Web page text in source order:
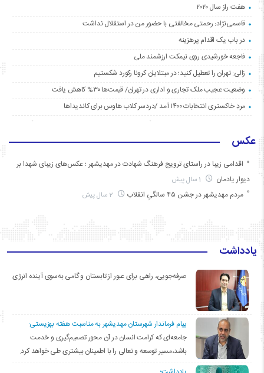
هفت راز سال ۲۰۲۰
قاسمی‌نژاد: رحمتی مخالفتی با حضور من در استقلال نداشت
در باب یک اقدام پرهزینه
فاجعه خورشیدی روی نیمکت ارزشمند ملی
زالی: تهران را تعطیل کنید؛ در مبتلایان کرونا رکورد شکستیم
وضعیت عجیب ملک تجاری و اداری در تهران/ قیمت‌ها ۳۰% کاهش یافت
مردِ خاکستری انتخابات ۱۴۰۰ آمد /دردسر کلاب هاوس برای کاندیداها
عکس
اقدامی زیبا در راستای ترویج فرهنگ شهادت در مهدیشهر ؛ عکس‌های زیبای شهدا بر
دیوار یادمان
مردم مهدیشهر در جشن ۴۵ سالگیِ انقلاب
یادداشت
صرفه‌جویی، راهی برای عبور از تابستان و گامی به‌سوی آینده انرژی
پیام فرماندار شهرستان مهدیشهر به مناسبت هفته بهزیستی:
جامعه‌ای که کرامت انسان در آن محور تصمیم‌گیری و خدمت
باشد،مسیر توسعه و تعالی را با اطمینان بیشتری طی خواهد کرد.